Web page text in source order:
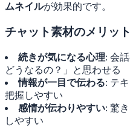
ムネイルが効果的です。
チャット素材のメリット
続きが気になる心理: 会
どうなるの？」と思わせる
情報が一目で伝わる: テ
把握しやすい
感情が伝わりやすい: 驚
しやすい